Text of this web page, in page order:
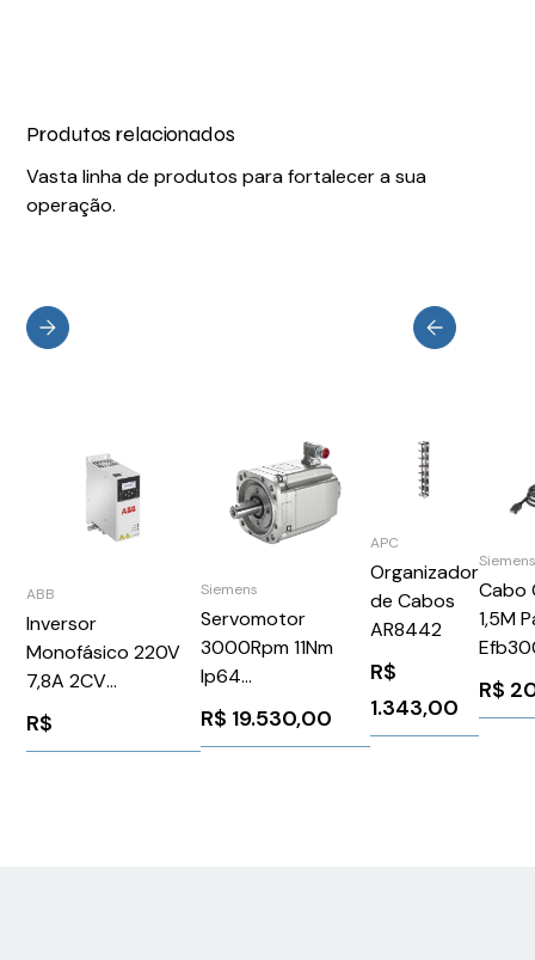
Produtos relacionados
Vasta linha de produtos para fortalecer a sua
operação.
ABB
Inversor
Monofásico 220V
7,8A 2CV
ACS380040S07A81
ABB 1267378
R$
Siemens
Servomotor
3000Rpm 11Nm
Ip64
1FK70632AF711QB0
Siemens 91324
R$ 19.530,00
APC
Organizador
de Cabos
AR8442
R$
1.343,00
Cabo
1,5M
R$